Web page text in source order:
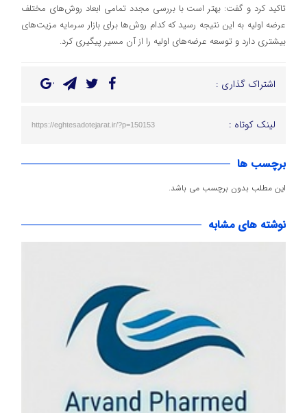
تاکید کرد و گفت: بهتر است با بررسی مجدد تمامی ابعاد روش‌های مختلف
عرضه اولیه به این نتیجه رسید که کدام روش‌ها برای بازار سرمایه مزیت‌های
بیشتری دارد و توسعه عرضه‌های اولیه را از آن مسیر پیگیری کرد.
اشتراک گذاری :
لینک کوتاه : https://eghtesadotejarat.ir/?p=150153
برچسب ها
این مطلب بدون برچسب می باشد.
نوشته های مشابه